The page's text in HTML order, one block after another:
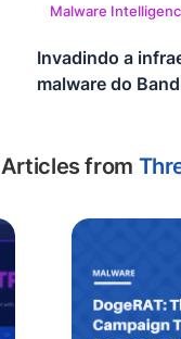
Malware
Invadindo a
malware do
Articles from